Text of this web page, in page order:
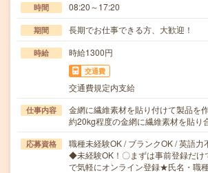
時間 08:20～17:20
期間 長期でお仕事できる方、大歓迎！
時給 時給1300円
交通費
交通費規定内支給
仕事内容
金網に繊維素材を貼り付けて製品を
約20kg程度の金網に繊維素材を貼
応募資格
職種未経験OK / ブランクOK / 英語力
◆未経験OK！〇まずは事前登録だけ
で気軽にオンライン登録★氏名・職